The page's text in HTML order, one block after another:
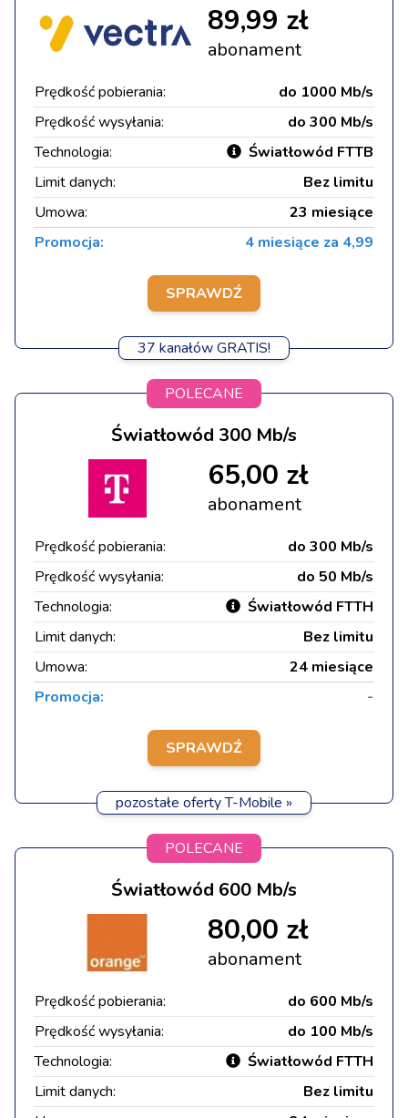
89,99 zł
abonament
Prędkość pobierania:
do 1000 Mb/s
Prędkość wysyłania:
do 300 Mb/s
Technologia:
Światłowód FTTB
Limit danych:
Bez limitu
Umowa:
23 miesiące
Promocja:
4 miesiące za 4,99
SPRAWDŹ
37 kanałów GRATIS!
POLECANE
Światłowód 300 Mb/s
65,00 zł
abonament
Prędkość pobierania:
do 300 Mb/s
Prędkość wysyłania:
do 50 Mb/s
Technologia:
Światłowód FTTH
Limit danych:
Bez limitu
Umowa:
24 miesiące
Promocja:
-
SPRAWDŹ
pozostałe oferty T-Mobile »
POLECANE
Światłowód 600 Mb/s
80,00 zł
abonament
Prędkość pobierania:
do 600 Mb/s
Prędkość wysyłania:
do 100 Mb/s
Technologia:
Światłowód FTTH
Limit danych:
Bez limitu